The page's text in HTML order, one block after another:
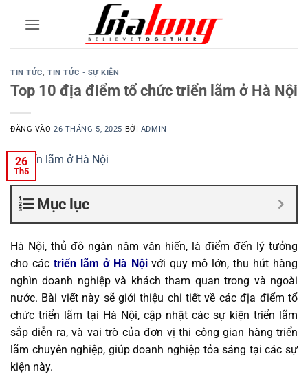
TIN TỨC,TIN TỨC - SỰ KIỆN
Top 10 địa điểm tổ chức triển lãm ở Hà Nội
ĐĂNG VÀO26 THÁNG 5, 2025 BỞI ADMIN
26
Th5
Mục lục
Hà Nội, thủ đô ngàn năm văn hiến, là điểm đến lý tưởng
cho các triển lãm ở Hà Nộivới quy mô lớn, thu hút hàng
nghìn doanh nghiệp và khách tham quan trong và ngoài
nước. Bài viết này sẽ giới thiệu chi tiết về các địa điểm tổ
chức triển lãm tại Hà Nội, cập nhật các sự kiện triển lãm
sắp diễn ra, và vai trò của đơn vị thi công gian hàng triển
lãm chuyên nghiệp, giúp doanh nghiệp tỏa sáng tại các sự
kiện này.